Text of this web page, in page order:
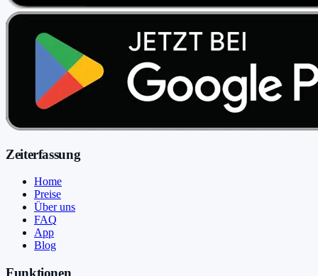
Zeiterfassung
Home
Preise
Über uns
FAQ
App
Blog
Funktionen